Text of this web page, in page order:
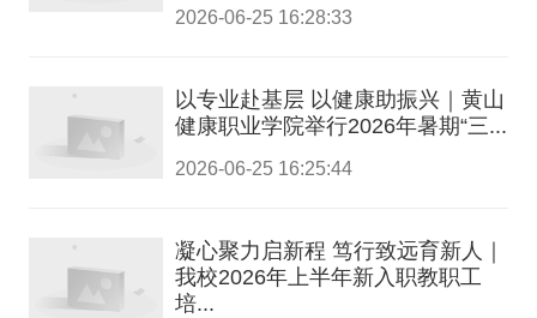
2026-06-25 16:28:33
以专业赴基层 以健康助振兴｜黄山
健康职业学院举行2026年暑期“三...
2026-06-25 16:25:44
凝心聚力启新程 笃行致远育新人｜
我校2026年上半年新入职教职工
培...